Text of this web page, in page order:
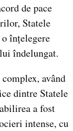
de pace
Statele
înțelegere
îndelungat.
având
dintre Statele
a fost
intense, cu